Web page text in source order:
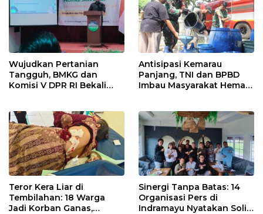
Wujudkan Pertanian
Tangguh, BMKG dan
Komisi V DPR RI Bekali
Antisipasi Kemarau
Panjang, TNI dan BPBD
Imbau Masyarakat Hemat
Teror Kera Liar di
Tembilahan: 18 Warga
Jadi Korban Ganas,
Sinergi Tanpa Batas: 14
Organisasi Pers di
Indramayu Nyatakan Solid